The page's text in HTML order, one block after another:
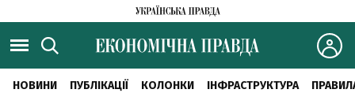
НОВИНИ ПУБЛІКАЦІЇ КОЛОНКИ ІНФРАСТРУКТУРА